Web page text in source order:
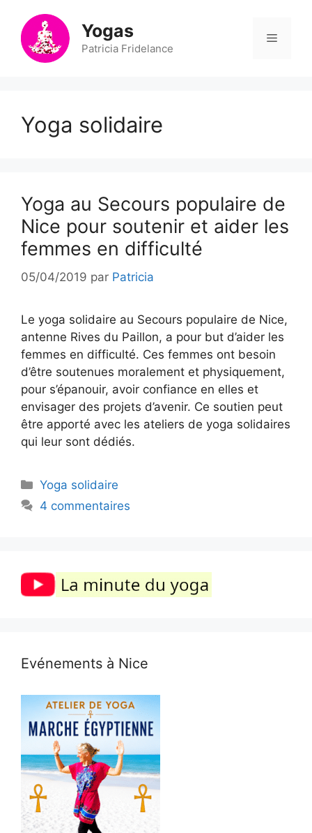
contenu
Yogas
Patricia Fridelance
Menu
Yoga solidaire
Yoga au Secours populaire de
Nice pour soutenir et aider les
femmes en difficulté
05/04/2019 par Patricia
Le yoga solidaire au Secours populaire de Nice,
antenne Rives du Paillon, a pour but d’aider les
femmes en difficulté. Ces femmes ont besoin
d’être soutenues moralement et physiquement,
pour s’épanouir, avoir confiance en elles et
envisager des projets d’avenir. Ce soutien peut
être apporté avec les ateliers de yoga solidaires
qui leur sont dédiés.
Catégories
Yoga solidaire
4 commentaires
Evénements à Nice